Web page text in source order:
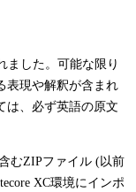
ました。可能な限り
表現や解釈が含まれ
は、必ず英語の原文
むZIPファイル (以前
XC環境にインポ